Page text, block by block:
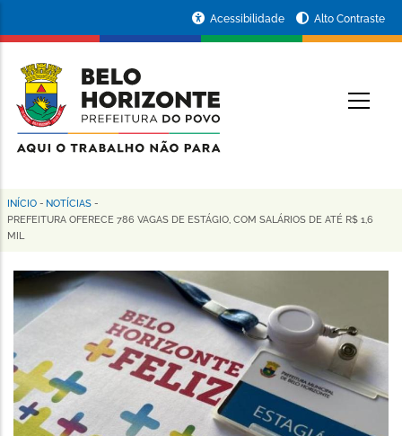
conteúdo
principal
da
Prefeitura
de
Horizonte
Acessibilidade Alto Contraste
Trilha
de
navegação
INÍCIO - NOTÍCIAS -
PREFEITURA OFERECE 786 VAGAS DE ESTÁGIO, COM SALÁRIOS DE ATÉ R$ 1,6
MIL